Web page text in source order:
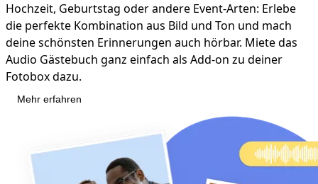
Hochzeit, Geburtstag oder andere Event-Arten: Erlebe
die perfekte Kombination aus Bild und Ton und mach
deine schönsten Erinnerungen auch hörbar. Miete das
Audio Gästebuch ganz einfach als Add-on zu deiner
Fotobox dazu.
Mehr erfahren